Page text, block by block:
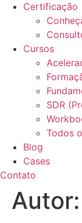
Certificação
Cursos
SDR
Todos
Blog
Cases
Contato
Autor: